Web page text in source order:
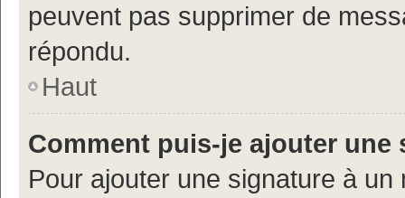
peuvent pas supprimer de
répondu.
Haut
Comment puis-je ajouter une
Pour ajouter une signature à